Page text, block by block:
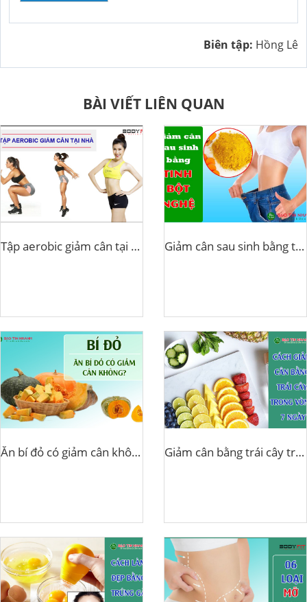
Biên tập: Hồng Lê
BÀI VIẾT LIÊN QUAN
Tập aerobic giảm cân tại nhà Giảm cân sau sinh bằng tinh bột nghệ
Ăn bí đỏ có giảm cân không? Giảm cân bằng trái cây trong 7 ngày